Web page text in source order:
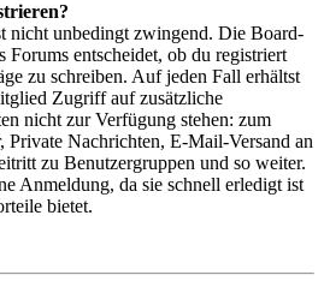
nicht unbedingt zwingend. Die Board-
Forums entscheidet, ob du registriert
zu schreiben. Auf jeden Fall erhältst
Zugriff auf zusätzliche
nicht zur Verfügung stehen: zum
Private Nachrichten, E-Mail-Versand an
zu Benutzergruppen und so weiter.
Anmeldung, da sie schnell erledigt ist
bietet.